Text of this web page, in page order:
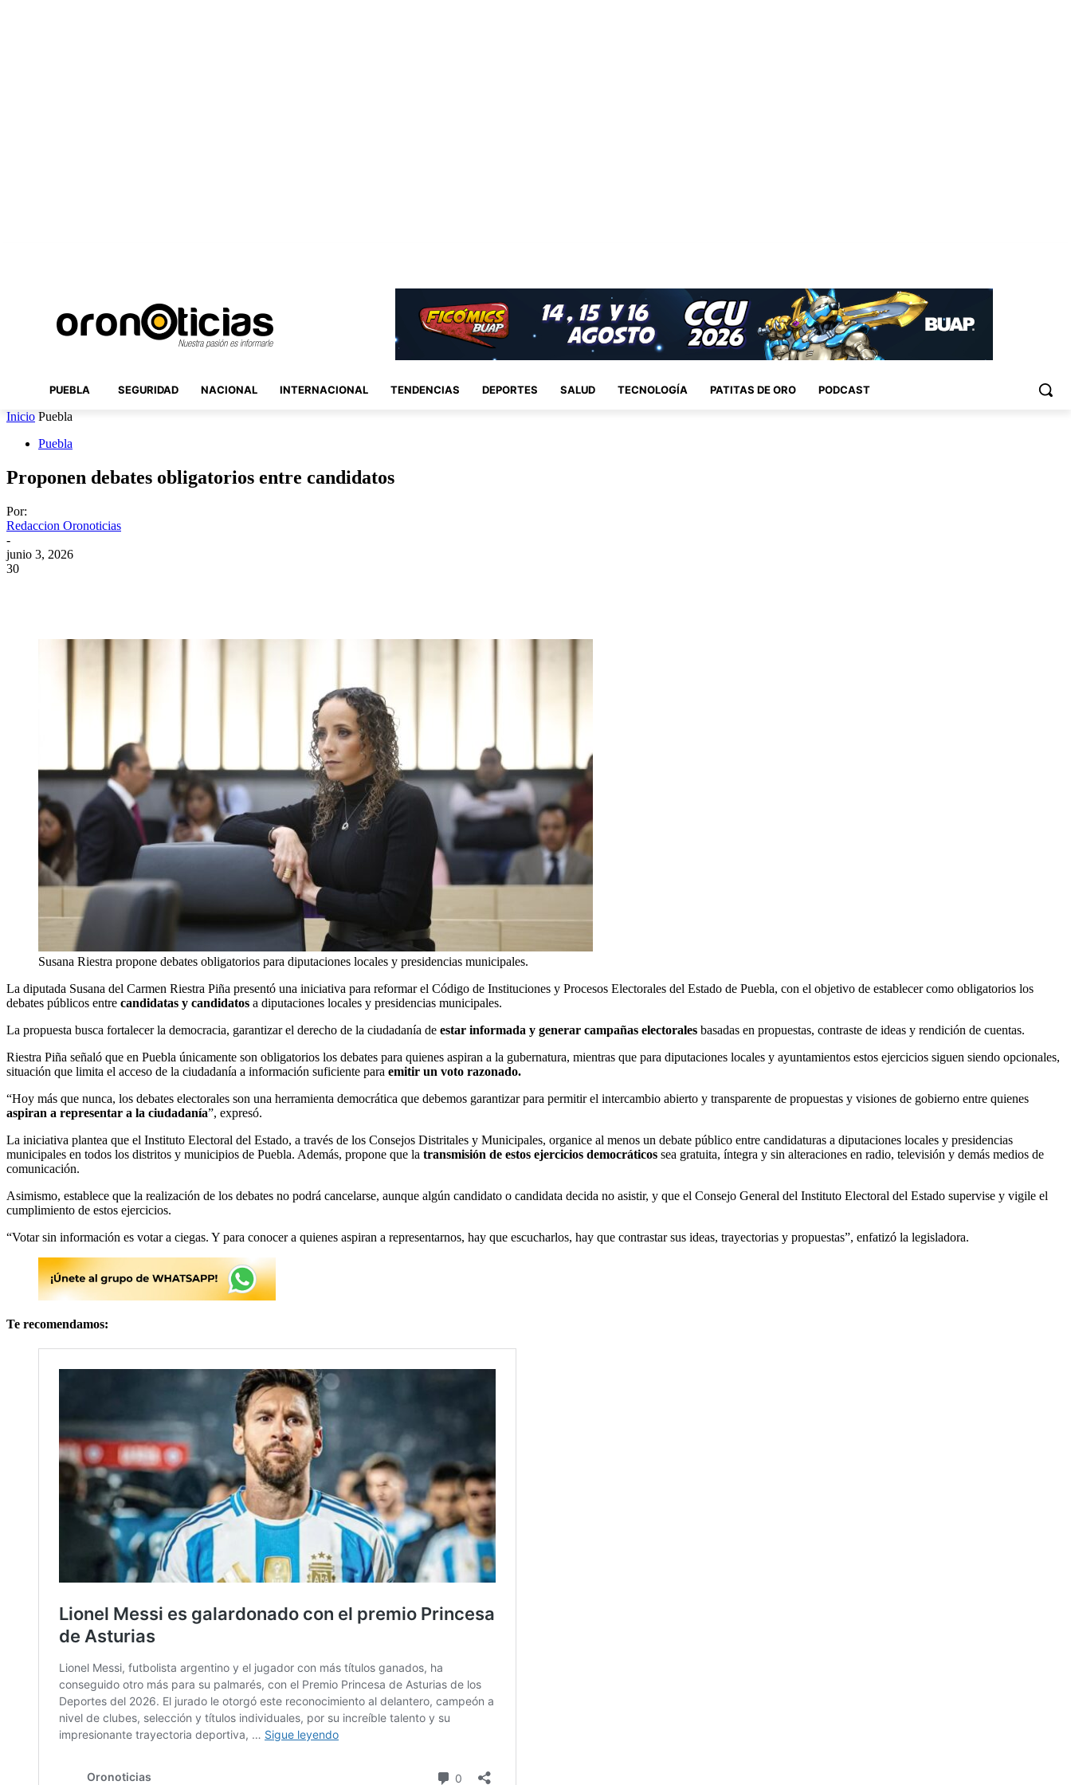
PUEBLA SEGURIDAD NACIONAL INTERNACIONAL TENDENCIAS DEPORTES SALUD TECNOLOGÍA PATITAS DE ORO PODCAST
Inicio Puebla
Puebla
Proponen debates obligatorios entre candidatos
Por:
Redaccion Oronoticias
-
junio 3, 2026
30
Susana Riestra propone debates obligatorios para diputaciones locales y presidencias municipales.
La diputada Susana del Carmen Riestra Piña presentó una iniciativa para reformar el Código de Instituciones y Procesos Electorales del Estado de Puebla, con el objetivo de establecer como obligatorios los
debates públicos entre candidatas y candidatos a diputaciones locales y presidencias municipales.
La propuesta busca fortalecer la democracia, garantizar el derecho de la ciudadanía de estar informada y generar campañas electorales basadas en propuestas, contraste de ideas y rendición de cuentas.
Riestra Piña señaló que en Puebla únicamente son obligatorios los debates para quienes aspiran a la gubernatura, mientras que para diputaciones locales y ayuntamientos estos ejercicios siguen siendo opcionales,
situación que limita el acceso de la ciudadanía a información suficiente para emitir un voto razonado.
“Hoy más que nunca, los debates electorales son una herramienta democrática que debemos garantizar para permitir el intercambio abierto y transparente de propuestas y visiones de gobierno entre quienes
aspiran a representar a la ciudadanía”, expresó.
La iniciativa plantea que el Instituto Electoral del Estado, a través de los Consejos Distritales y Municipales, organice al menos un debate público entre candidaturas a diputaciones locales y presidencias
municipales en todos los distritos y municipios de Puebla. Además, propone que la transmisión de estos ejercicios democráticos sea gratuita, íntegra y sin alteraciones en radio, televisión y demás medios de
comunicación.
Asimismo, establece que la realización de los debates no podrá cancelarse, aunque algún candidato o candidata decida no asistir, y que el Consejo General del Instituto Electoral del Estado supervise y vigile el
cumplimiento de estos ejercicios.
“Votar sin información es votar a ciegas. Y para conocer a quienes aspiran a representarnos, hay que escucharlos, hay que contrastar sus ideas, trayectorias y propuestas”, enfatizó la legisladora.
Te recomendamos: